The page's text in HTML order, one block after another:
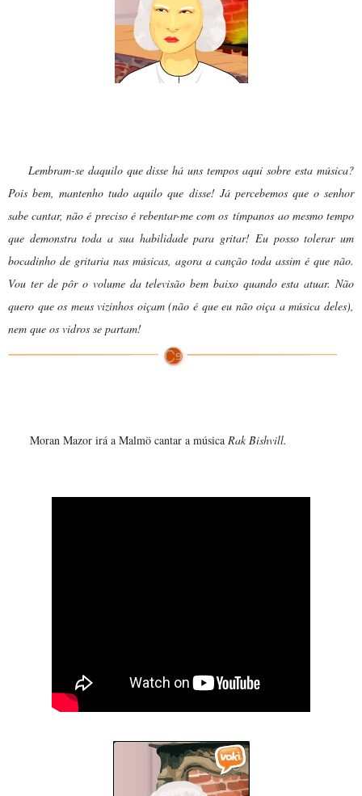
Lembram-se daquilo que disse há uns tempos aqui sobre esta música?
Pois bem, mantenho tudo aquilo que disse! Já percebemos que o senhor
sabe cantar, não é preciso é rebentar-me com os tímpanos ao mesmo tempo
que demonstra toda a sua habilidade para gritar! Eu posso tolerar um
bocadinho de gritaria nas músicas, agora a canção toda assim é que não.
Vou ter de pôr o volume da televisão bem baixo quando esta atuar. Não
quero que os meus vizinhos oiçam (não é que eu não oiça a música deles),
nem que os vidros se partam!
Moran Mazor irá a Malmö cantar a música Rak Bishvill.